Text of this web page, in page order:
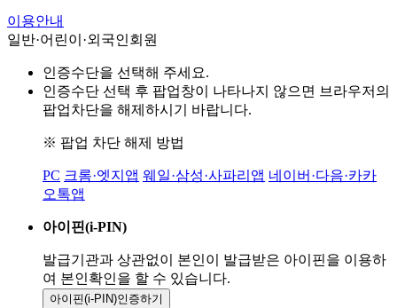
이용안내
일반·어린이·외국인회원
인증수단을 선택해 주세요.
인증수단 선택 후 팝업창이 나타나지 않으면 브라우저의
팝업차단을 해제하시기 바랍니다.
※ 팝업 차단 해제 방법
PC 크롬·엣지앱 웨일·삼성·사파리앱 네이버·다음·카카
오톡앱
아이핀(i-PIN)
발급기관과 상관없이 본인이 발급받은 아이핀을 이용하
여 본인확인을 할 수 있습니다.
아이핀(i-PIN)인증하기